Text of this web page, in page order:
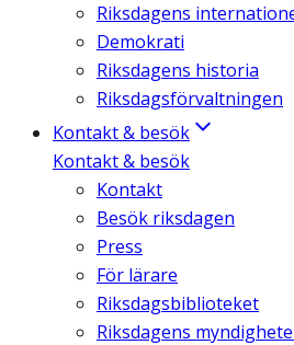
Riksdagens
Demokrati
Riksdagens historia
Riksdagsförvaltningen
Kontakt & besök
Kontakt & besök
Kontakt
Besök riksdagen
Press
För lärare
Riksdagsbiblioteket
Riksdagens